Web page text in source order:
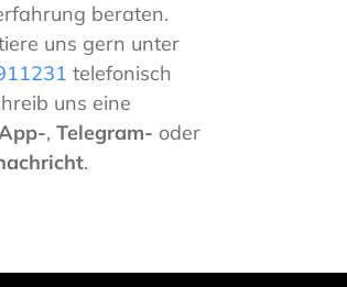
beraten.
uns gern unter
telefonisch
uns eine
, Telegram- oder
.